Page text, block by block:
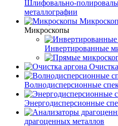
Шлифовально-
металлографии
Микроскопы
Инвертированные
Волнодисперсионные
Энергодисперсионные
драгоценных металлов